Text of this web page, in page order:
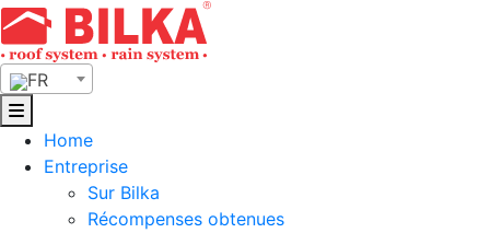
Skip
to
content
FR
Home
Entreprise
Sur Bilka
Récompenses obtenues